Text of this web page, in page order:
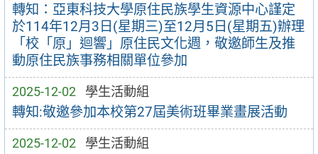
轉知：亞東科技大學原住民族學生資源中心謹定
於114年12月3日(星期三)至12月5日(星期五)辦理
「校「原」迴響」原住民文化週，敬邀師生及推
動原住民族事務相關單位參加
2025-12-02 學生活動組
轉知:敬邀參加本校第27屆美術班畢業畫展活動
2025-12-02 學生活動組